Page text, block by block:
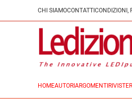
CHI SIAMOCONTATTI CONDIZIONI,
HOMEAUTORI ARGOMENTI RIVISTE